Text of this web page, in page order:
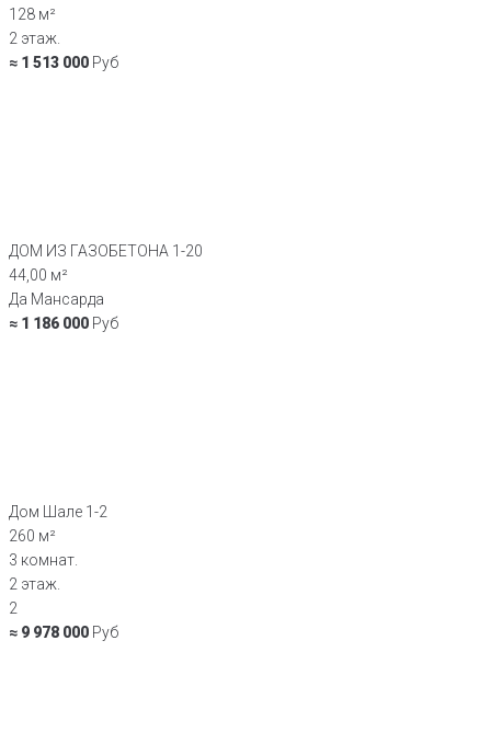
128 м²
2 этаж.
≈ 1 513 000 Руб
ДОМ ИЗ ГАЗОБЕТОНА 1-20
44,00 м²
Да Мансарда
≈ 1 186 000 Руб
Дом Шале 1-2
260 м²
3 комнат.
2 этаж.
2
≈ 9 978 000 Руб